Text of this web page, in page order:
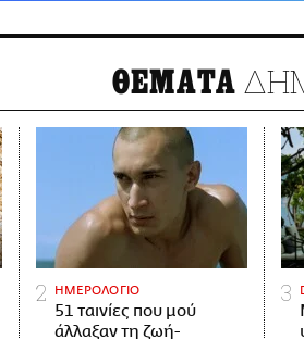
ΘΕΜΑΤΑ
ΗΜΕΡΟΛΟΓΙΟ
51 ταινίες που μού
άλλαξαν τη ζωή-